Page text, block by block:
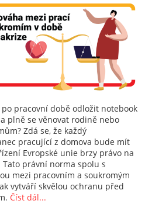
po pracovní době odložit notebook
plně se věnovat rodině nebo
Zdá se, že každý
pracující z domova bude mít
Evropské unie brzy právo na
právní norma spolu s
mezi pracovním a soukromým
vytváří skvělou ochranu před
Číst dál...